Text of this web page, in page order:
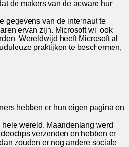
de makers van de adware hun
gegevens van de internaut te
ervan zijn. Microsoft wil ook
Wereldwijd heeft Microsoft al
praktijken te beschermen,
hebben er hun eigen pagina en
wereld. Maandenlang werd
verzenden en hebben er
zouden er nog andere sociale